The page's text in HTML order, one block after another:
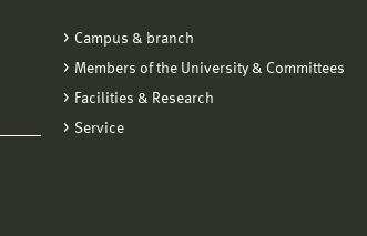
Campus & branch
Members of the University & Committees
Facilities & Research
Service